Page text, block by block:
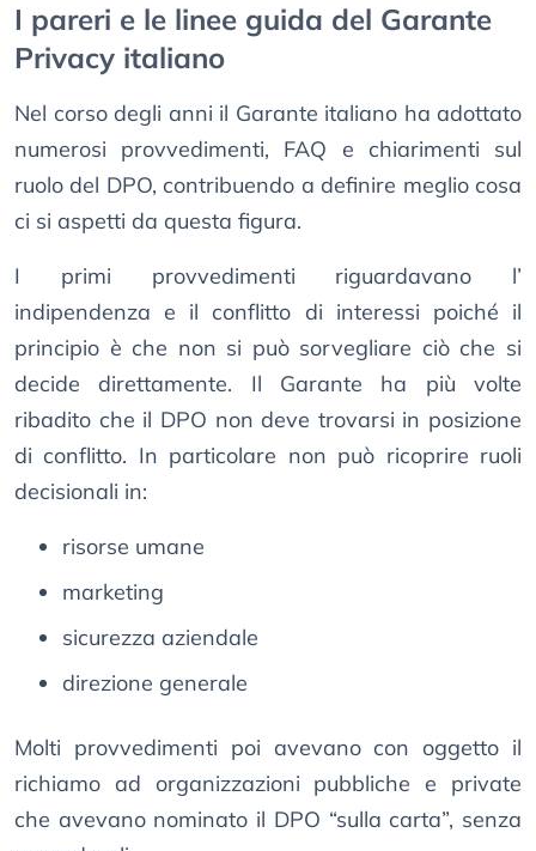
I pareri e le linee guida del Garante
Privacy italiano
Nel corso degli anni il Garante italiano ha adottato
numerosi provvedimenti, FAQ e chiarimenti sul
ruolo del DPO, contribuendo a definire meglio cosa
ci si aspetti da questa figura.
I primi provvedimenti riguardavano l’
indipendenza e il conflitto di interessi poiché il
principio è che non si può sorvegliare ciò che si
decide direttamente. Il Garante ha più volte
ribadito che il DPO non deve trovarsi in posizione
di conflitto. In particolare non può ricoprire ruoli
decisionali in:
risorse umane
marketing
sicurezza aziendale
direzione generale
Molti provvedimenti poi avevano con oggetto il
richiamo ad organizzazioni pubbliche e private
che avevano nominato il DPO “sulla carta”, senza